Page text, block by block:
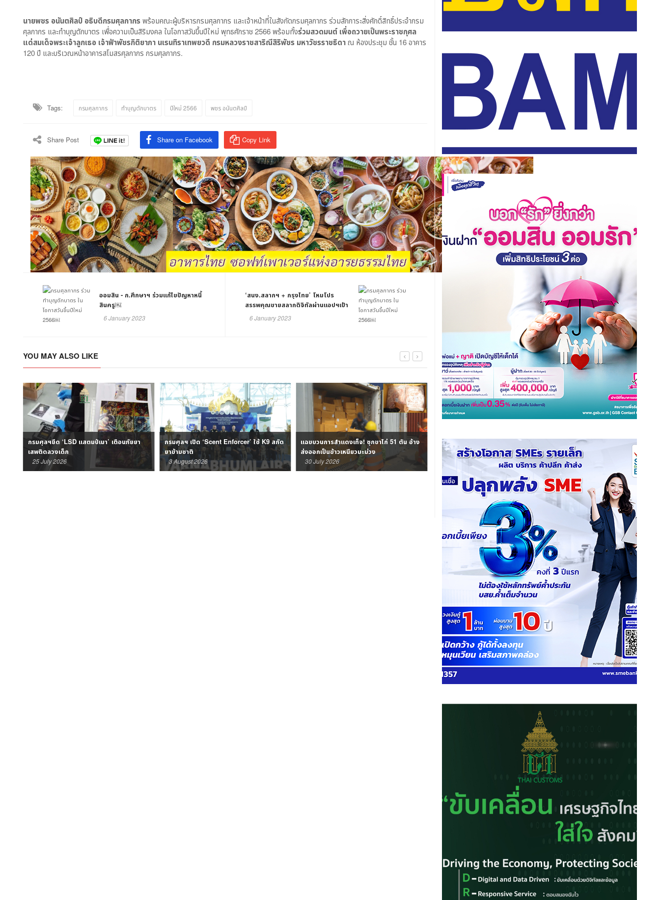
นายพชร อนันตศิลป์ อธิบดีกรมศุลกากรพร้อมคณะผู้บริหารกรมศุลกากร และเจ้าหน้าที่ในสังกัดกรมศุลกากร ร่วมสักการะสิ่งศักดิ์สิทธิ์ประจำกรม
ศุลกากร และทำบุญตักบาตร เพื่อความเป็นสิริมงคล ในโอกาสวันขึ้นปีใหม่ พุทธศักราช 2566 พร้อมทั้งร่วมสวดมนต์ เพื่อถวายเป็นพระราชกุศล
แด่สมเด็จพระเจ้าลูกเธอ เจ้าฟ้าพัชรกิติยาภา นเรนทิราเทพยวดี กรมหลวงราชสาริณีสิริพัชร มหาวัชรราชธิดาณ ห้องประชุม ชั้น 16 อาคาร
120 ปี และบริเวณหน้าอาคารสโมสรศุลกากร กรมศุลกากร.
Tags: กรมศุลกากร ทำบุญตักบาตร ปีใหม่ 2566 พชร อนันตศิลป์
Share Post Share on Facebook Copy Link
ออมสิน - ก.ศึกษาฯ ร่วมแก้ไขปัญหาหนี้
สินครู￼
6 January 2023
‘สนง.สลากฯ + กรุงไทย’ โหมโปร
สรรพคุณขายสลากดิจิทัลผ่านแอปฯเป๋า
ตัง มอบโชค 8.9 แสนคน รับทรัพย์ 7.5
6 January 2023
YOU MAY ALSO LIKE
กรมศุลฯยึด ‘LSD แสตมป์เมา’ เตือนภัยยา
เสพติดลวงเด็ก​
25 July 2026
กรมศุลฯ เปิด ‘Scent Enforcer’ ใช้ K9 สกัด
ยาข้ามชาติ
3 August 2026
แฉขบวนการสำแดงเท็จ! ซุกขาไก่ 51 ตัน อ้าง
ส่งออกเป็นข้าวเหนียวมะม่วง
30 July 2026
กรมศุลฯผนึกกำลังทลายขบวนการค้ายา ยึด
ไอซ์-ยาบ้าซุกพัสดุภูเก็ต มูลค่ากว่า 25 ล้านบาท
29 July 2026